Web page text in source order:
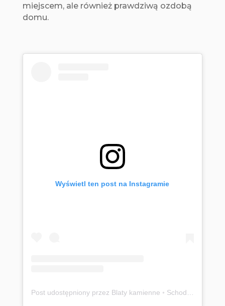
miejscem, ale również prawdziwą ozdobą
domu.
Wyświetl ten post na Instagramie